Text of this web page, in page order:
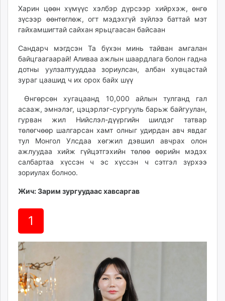
Харин цөөн хүмүүс хэлбэр дүрсээр хийрхэж, өнгө
зүсээр өөнтөглөж, огт мэдэхгүй зүйлээ баттай мэт
гайхамшигтай сайхан ярьцгаасан байсаан
Сандарч мэгдсэн Та бүхэн минь тайван амгалан
байцгаагаарай! Аливаа ажлын шаардлага болон гадна
дотны уулзалтууддаа зориулсан, албан хувцастай
зураг цаашид ч их орох байх шүү
Өнгөрсөн хугацаанд 10,000 айлын тулганд гал
асааж, эмнэлэг, цэцэрлэг-сургууль барьж байгуулан,
гурван жил Нийслэл-дүүргийн шилдэг татвар
төлөгчөөр шалгарсан хамт олныг удирдан авч явдаг
тул Монгол Улсдаа хөгжил дэвшил авчрах олон
ажлуудаа хийж гүйцэтгэхийн төлөө өөрийн мэдэх
салбартаа хүссэн ч эс хүссэн ч сэтгэл зүрхээ
зориулах болноо.
Жич: Зарим зургуудаас хавсаргав
1